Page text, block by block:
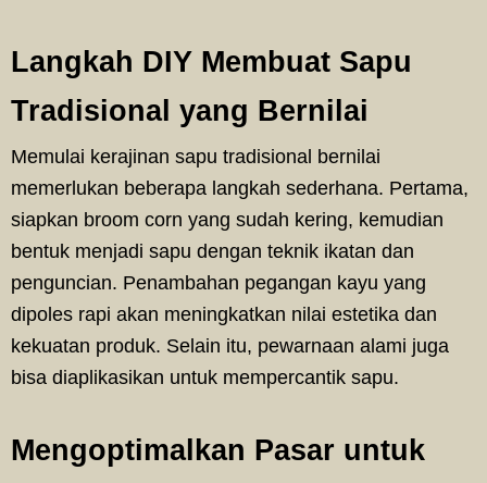
Langkah DIY Membuat Sapu
Tradisional yang Bernilai
Memulai kerajinan sapu tradisional bernilai
memerlukan beberapa langkah sederhana. Pertama,
siapkan broom corn yang sudah kering, kemudian
bentuk menjadi sapu dengan teknik ikatan dan
penguncian. Penambahan pegangan kayu yang
dipoles rapi akan meningkatkan nilai estetika dan
kekuatan produk. Selain itu, pewarnaan alami juga
bisa diaplikasikan untuk mempercantik sapu.
Mengoptimalkan Pasar untuk